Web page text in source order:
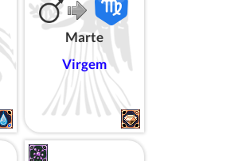
Marte
Virgem